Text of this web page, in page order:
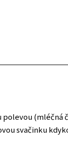
(mléčná
svačinku